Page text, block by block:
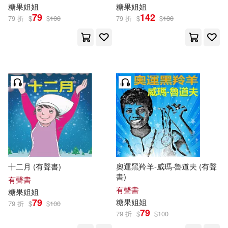
糖果姐姐
79 折 $79 $100
糖果姐姐
79 折 $142 $180
十二月 (有聲書)
有聲書
糖果姐姐
79 折 $79 $100
奧運黑羚羊-威瑪‧魯道夫 (有聲
書)
有聲書
糖果姐姐
79 折 $79 $100